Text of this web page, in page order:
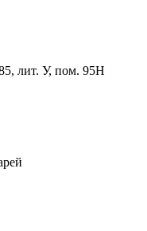
лит. У, пом. 95Н